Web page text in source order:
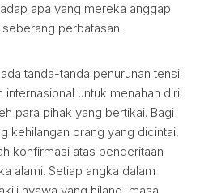
apa yang mereka anggap
perbatasan.
tanda-tanda penurunan tensi
internasional untuk menahan diri
para pihak yang bertikai. Bagi
kehilangan orang yang dicintai,
konfirmasi atas penderitaan
alami. Setiap angka dalam